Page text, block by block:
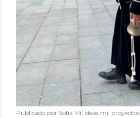
Publicado por Sofía Mil ideas mil proyectos